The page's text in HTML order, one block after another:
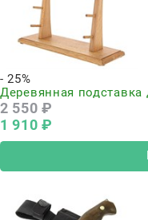
- 25%
Деревянная
2 550 ₽
1 910 ₽